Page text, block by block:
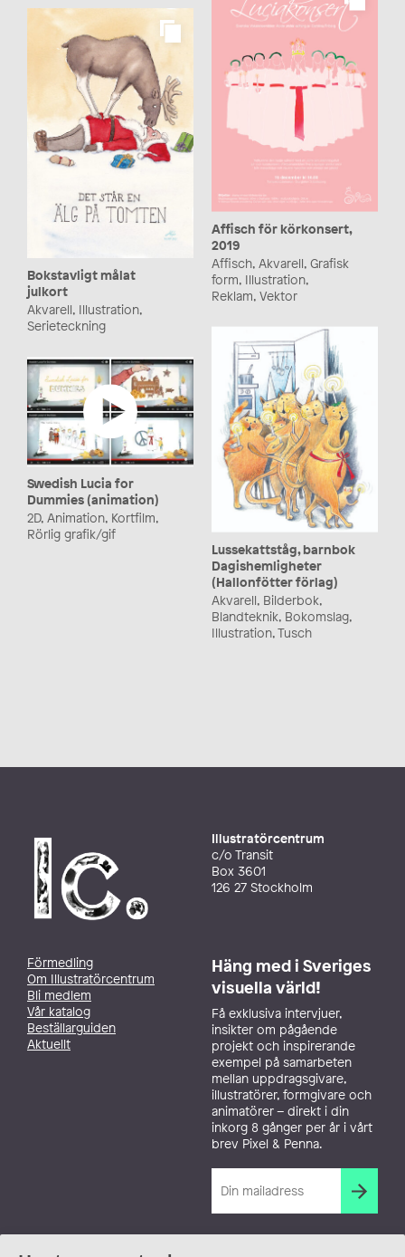
Affisch för körkonsert,
2019
Affisch, Akvarell, Grafisk
form, Illustration,
Reklam, Vektor
Bokstavligt målat
julkort
Akvarell, Illustration,
Serieteckning
Lussekattståg, barnbok
Dagishemligheter
(Hallonfötter förlag)
Akvarell, Bilderbok,
Blandteknik, Bokomslag,
Illustration, Tusch
Swedish Lucia for
Dummies (animation)
2D, Animation, Kortfilm,
Rörlig grafik/gif
Illustratörcentrum
c/o Transit
Box 3601
126 27 Stockholm
Förmedling
Om Illustratörcentrum
Bli medlem
Vår katalog
Beställarguiden
Aktuellt
Häng med i Sveriges
visuella värld!
Få exklusiva intervjuer,
insikter om pågående
projekt och inspirerande
exempel på samarbeten
mellan uppdragsgivare,
illustratörer, formgivare och
animatörer – direkt i din
inkorg 8 gånger per år i vårt
brev Pixel & Penna.